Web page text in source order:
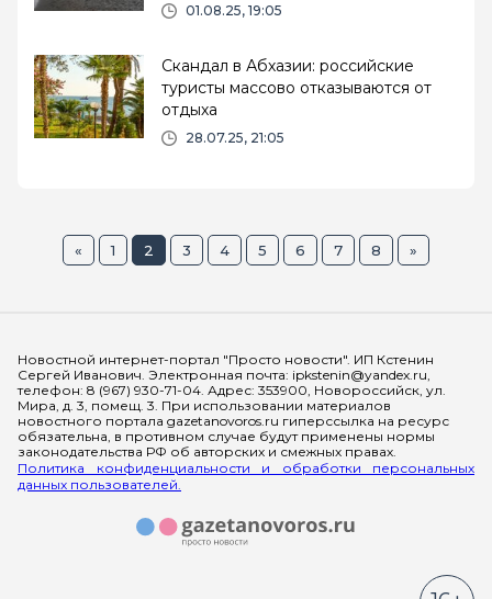
01.08.25, 19:05
Скандал в Абхазии: российские
туристы массово отказываются от
отдыха
28.07.25, 21:05
« 1 2 3 4 5 6 7 8 »
Новостной интернет-портал "Просто новости". ИП Кстенин
Сергей Иванович. Электронная почта: ipkstenin@yandex.ru,
телефон: 8 (967) 930-71-04. Адрес: 353900, Новороссийск, ул.
Мира, д. 3, помещ. 3. При использовании материалов
новостного портала gazetanovoros.ru гиперссылка на ресурс
обязательна, в противном случае будут применены нормы
законодательства РФ об авторских и смежных правах.
Политика конфиденциальности и обработки персональных
данных пользователей.